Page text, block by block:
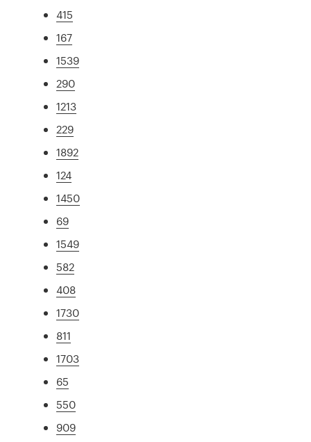
415
167
1539
290
1213
229
1892
124
1450
69
1549
582
408
1730
811
1703
65
550
909